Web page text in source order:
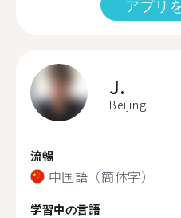
アプリ
J.
Beijing
流暢
中国語（簡体字）
学習中の言語